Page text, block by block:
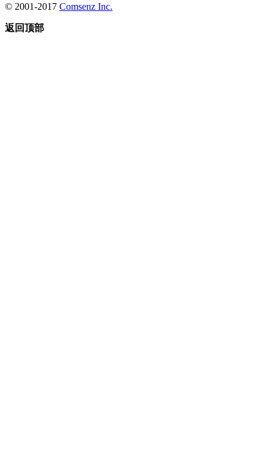
© 2001-2017 Comsenz Inc.
返回顶部